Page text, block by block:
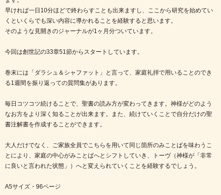
早ければ一日10分ほどで終わらすことも出来ますし、ここから研究を始めてい
くといくらでも深い内容に導かれることを経験すると思います。
そのような見開きのジャーナルが1ヶ月分ついています。
今回は創世記の33章51節からスタートしています。
巻末には「ダラシュ＆シャファット」と言って、家庭礼拝で用いることのでき
る1週間を振り返っての質問集があります。
毎日コツコツ続けることで、聖書の読み方が変わってきます。神様がどのよう
なお方をより深く知ることが出来ます。また、続けていくことで自分だけの聖
書注解書を作成することができます。
大人だけでなく、ご家族全員でこちらを用いて同じ箇所のみことばを味わうこ
とにより、家庭の中心がみことばへとシフトしていき、トーヴ（神様が「非常
に良いと言われた状態」）へと変えられていくことを経験するでしょう。
A5サイズ・96ページ